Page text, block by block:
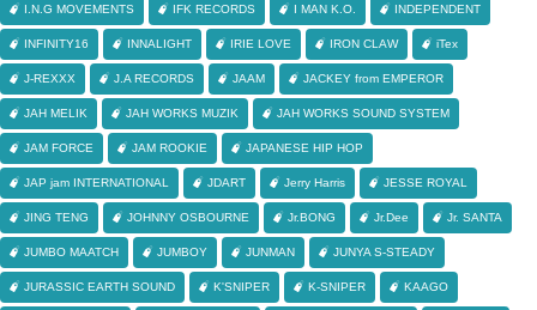
I.N.G MOVEMENTS IFK RECORDS I MAN K.O. INDEPENDENT
INFINITY16 INNALIGHT IRIE LOVE IRON CLAW iTex
J-REXXX J.A RECORDS JAAM JACKEY from EMPEROR
JAH MELIK JAH WORKS MUZIK JAH WORKS SOUND SYSTEM
JAM FORCE JAM ROOKIE JAPANESE HIP HOP
JAP jam INTERNATIONAL JDART Jerry Harris JESSE ROYAL
JING TENG JOHNNY OSBOURNE Jr.BONG Jr.Dee Jr. SANTA
JUMBO MAATCH JUMBOY JUNMAN JUNYA S-STEADY
JURASSIC EARTH SOUND K'SNIPER K-SNIPER KAAGO